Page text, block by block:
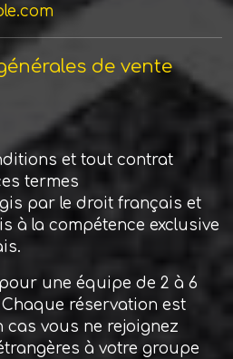
de vente
et tout contrat
termes
par le droit français et
à la compétence exclusive
une équipe de 2 à 6
réservation est
vous ne rejoignez
à votre groupe